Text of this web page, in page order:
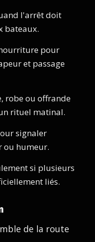
l'arrêt doit
bateaux.
pour
et passage
robe ou offrande
rituel matinal.
signaler
ou humeur.
si plusieurs
liés.
de la route